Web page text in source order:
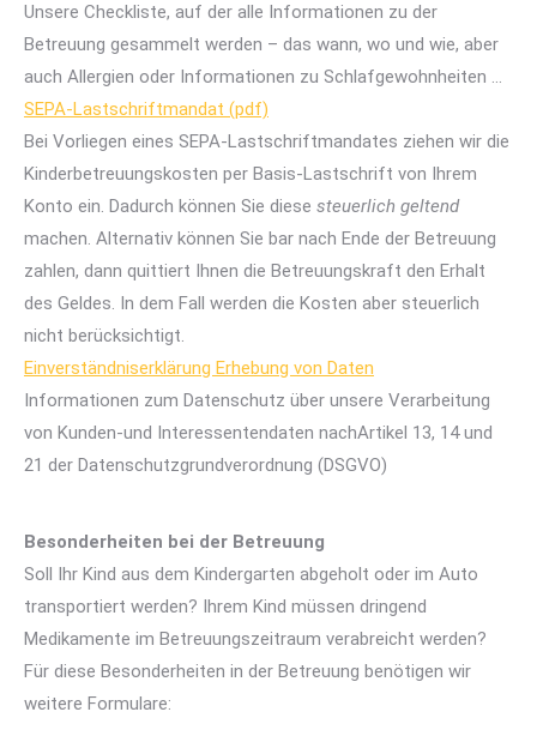
Unsere Checkliste, auf der alle Informationen zu der
Betreuung gesammelt werden – das wann, wo und wie, aber
auch Allergien oder Informationen zu Schlafgewohnheiten …
SEPA-Lastschriftmandat (pdf)
Bei Vorliegen eines SEPA-Lastschriftmandates ziehen wir die
Kinderbetreuungskosten per Basis-Lastschrift von Ihrem
Konto ein. Dadurch können Sie diese steuerlich geltend
machen. Alternativ können Sie bar nach Ende der Betreuung
zahlen, dann quittiert Ihnen die Betreuungskraft den Erhalt
des Geldes. In dem Fall werden die Kosten aber steuerlich
nicht berücksichtigt.
Einverständniserklärung Erhebung von Daten
Informationen zum Datenschutz über unsere Verarbeitung
von Kunden-und Interessentendaten nachArtikel 13, 14 und
21 der Datenschutzgrundverordnung (DSGVO)
Besonderheiten bei der Betreuung
Soll Ihr Kind aus dem Kindergarten abgeholt oder im Auto
transportiert werden? Ihrem Kind müssen dringend
Medikamente im Betreuungszeitraum verabreicht werden?
Für diese Besonderheiten in der Betreuung benötigen wir
weitere Formulare: